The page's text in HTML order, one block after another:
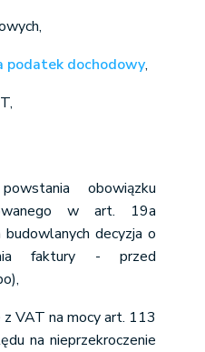
podatek dochodowy,
obowiązku
w art. 19a
decyzja o
faktury - przed
VAT na mocy art. 113
na nieprzekroczenie